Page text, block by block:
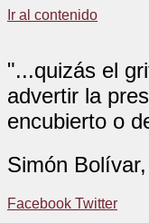
Ir al contenido
"...quizás el
advertir la
encubierto o
Simón Bolívar,
Facebook Twitter